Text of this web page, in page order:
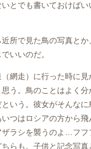
とでも書いておけばい
所で見た鳥の写真と
いいのだ。
網走）に行った時に
う。鳥のことはよく
いう。彼女がそんなに
つはロシアの方から飛
ザラシを襲うのよ…フ
らも。子供と記念写真